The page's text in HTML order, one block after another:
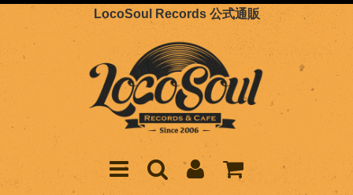
LocoSoul Records 公式通販